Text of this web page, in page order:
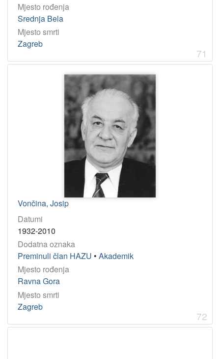
Mjesto rođenja
Srednja Bela
Mjesto smrti
Zagreb
71
Vončina, Josip
Datumi
1932-2010
Dodatna oznaka
Preminuli član HAZU • Akademik
Mjesto rođenja
Ravna Gora
Mjesto smrti
Zagreb
72